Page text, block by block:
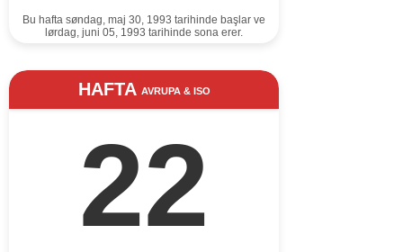
Bu hafta søndag, maj 30, 1993 tarihinde başlar ve
lørdag, juni 05, 1993 tarihinde sona erer.
HAFTA AVRUPA & ISO
22